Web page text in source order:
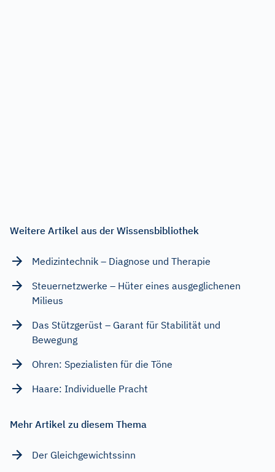
Weitere Artikel aus der Wissensbibliothek
Medizintechnik – Diagnose und Therapie
Steuernetzwerke – Hüter eines ausgeglichenen
Milieus
Das Stützgerüst – Garant für Stabilität und
Bewegung
Ohren: Spezialisten für die Töne
Haare: Individuelle Pracht
Mehr Artikel zu diesem Thema
Der Gleichgewichtssinn